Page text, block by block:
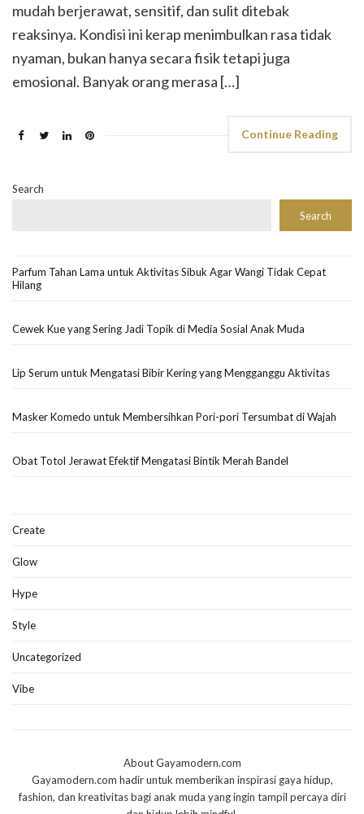
mudah berjerawat, sensitif, dan sulit ditebak
reaksinya. Kondisi ini kerap menimbulkan rasa tidak
nyaman, bukan hanya secara fisik tetapi juga
emosional. Banyak orang merasa […]
Continue Reading
Search
Search
Parfum Tahan Lama untuk Aktivitas Sibuk Agar Wangi Tidak Cepat
Hilang
Cewek Kue yang Sering Jadi Topik di Media Sosial Anak Muda
Lip Serum untuk Mengatasi Bibir Kering yang Mengganggu Aktivitas
Masker Komedo untuk Membersihkan Pori-pori Tersumbat di Wajah
Obat Totol Jerawat Efektif Mengatasi Bintik Merah Bandel
Create
Glow
Hype
Style
Uncategorized
Vibe
About Gayamodern.com
Gayamodern.com hadir untuk memberikan inspirasi gaya hidup,
fashion, dan kreativitas bagi anak muda yang ingin tampil percaya diri